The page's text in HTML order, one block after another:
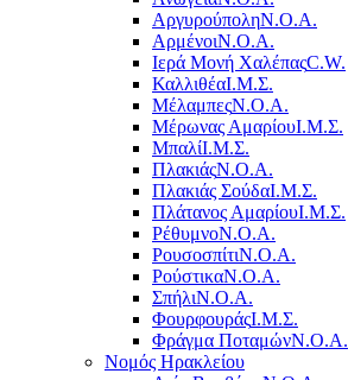
ΑργυρούποληΝ.Ο.Α.
ΑρμένοιΝ.Ο.Α.
Ιερά Μονή ΧαλέπαςC.W.
ΚαλλιθέαΙ.Μ.Σ.
ΜέλαμπεςΝ.Ο.Α.
Μέρωνας ΑμαρίουΙ.Μ.Σ.
ΜπαλίΙ.Μ.Σ.
ΠλακιάςΝ.Ο.Α.
Πλακιάς ΣούδαΙ.Μ.Σ.
Πλάτανος ΑμαρίουΙ.Μ.Σ.
ΡέθυμνοΝ.Ο.Α.
ΡουσοσπίτιΝ.Ο.Α.
ΡούστικαΝ.Ο.Α.
ΣπήλιΝ.Ο.Α.
ΦουρφουράςΙ.Μ.Σ.
Φράγμα ΠοταμώνΝ.Ο.Α.
Νομός Ηρακλείου